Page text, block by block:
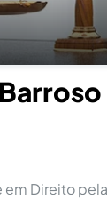
Direito